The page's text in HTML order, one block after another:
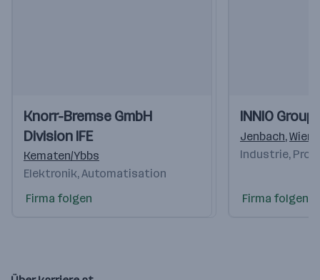
Videos
Einblicke
Einblicke
Knorr-Bremse GmbH
Division IFE
Kematen/Ybbs
Elektronik, Automatisation
Firma folgen
Videos
Einblicke
Einblicke
INNIO Group
Jenbach,Wien
Industrie,
Firma folgen